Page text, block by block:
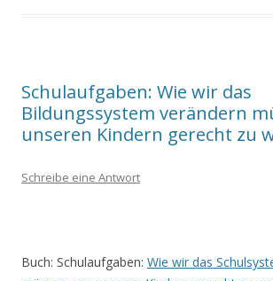
Schulaufgaben: Wie wir das
Bildungssystem verändern
unseren Kindern gerecht zu
Schreibe eine Antwort
Buch: Schulaufgaben: Wie wir das